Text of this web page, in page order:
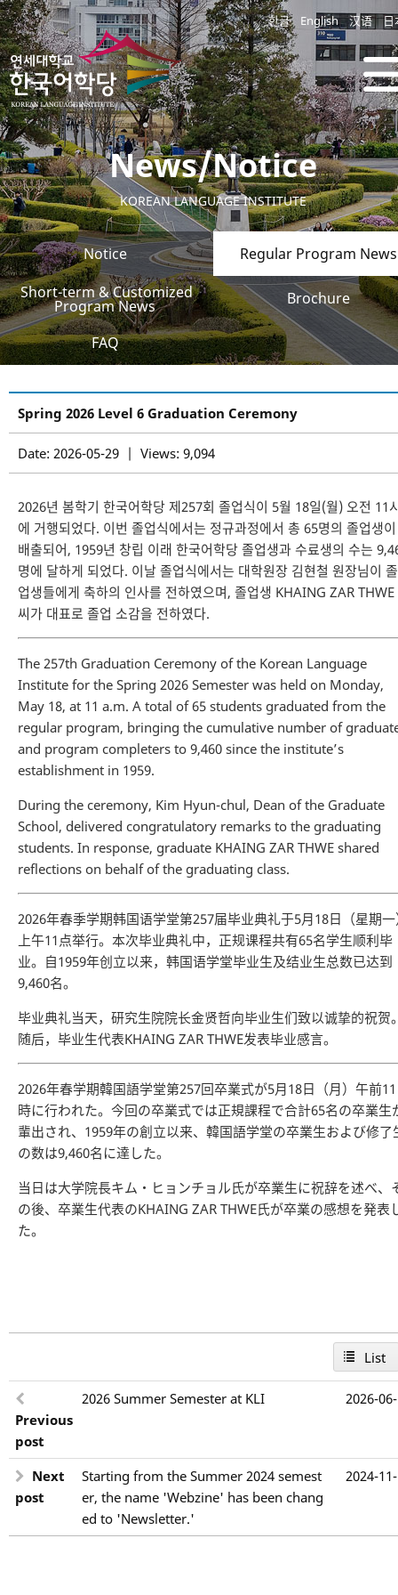
한글 English 汉语 日
News/Notice
KOREAN LANGUAGE INSTITUTE
Notice
Regular Program News
Short-term & Customized
Program News Brochure
FAQ
Spring 2026 Level 6 Graduation Ceremony
Date: 2026-05-29 | Views: 9,094
2026년 봄학기 한국어학당 제257회 졸업식이 5월 18일(월) 오전 11
에 거행되었다. 이번 졸업식에서는 정규과정에서 총 65명의 졸업생이
배출되어, 1959년 창립 이래 한국어학당 졸업생과 수료생의 수는
명에 달하게 되었다. 이날 졸업식에서는 대학원장 김현철 원장님이 졸
업생들에게 축하의 인사를 전하였으며, 졸업생 KHAING ZAR THWE
씨가 대표로 졸업 소감을 전하였다.
The 257th Graduation Ceremony of the Korean Language
Institute for the Spring 2026 Semester was held on Monday,
May 18, at 11 a.m. A total of 65 students graduated from the
regular program, bringing the cumulative number of
and program completers to 9,460 since the institute’s
establishment in 1959.
During the ceremony, Kim Hyun-chul, Dean of the Graduate
School, delivered congratulatory remarks to the graduating
students. In response, graduate KHAING ZAR THWE shared
reflections on behalf of the graduating class.
2026年春季学期韩国语学堂第257届毕业典礼于5月18日（星期
上午11点举行。本次毕业典礼中，正规课程共有65名学生顺利毕
业。自1959年创立以来，韩国语学堂毕业生及结业生总数已达到
9,460名。
毕业典礼当天，研究生院院长金贤哲向毕业生们致以诚挚的祝贺
随后，毕业生代表KHAING ZAR THWE发表毕业感言。
2026年春学期韓国語学堂第257回卒業式が5月18日（月）午前11
時に行われた。今回の卒業式では正規課程で合計65名の卒業生
輩出され、1959年の創立以来、韓国語学堂の卒業生および修了
の数は9,460名に達した。
当日は大学院長キム・ヒョンチョル氏が卒業生に祝辞を述べ、
の後、卒業生代表のKHAING ZAR THWE氏が卒業の感想を発表
た。
List
Previous
post
2026 Summer Semester at KLI 2026-
Next
post
Starting from the Summer 2024 semest
er, the name 'Webzine' has been chang
ed to 'Newsletter.'
2024-